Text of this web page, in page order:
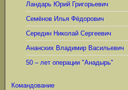
Ландарь Юрий Григорьевич
Семёнов Илья Фёдорович
Середин Николай Сергеевич
Ананских Владимир Васильевич
50 – лет операции "Анадырь"
Командование